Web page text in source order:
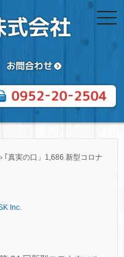
› ｢真実の口」1,686 新型コロナ
Inc.